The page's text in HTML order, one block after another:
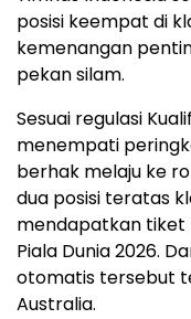
posisi keempat di
kemenangan
pekan silam.
Sesuai regulasi
menempati
berhak melaju ke
dua posisi teratas
mendapatkan tiket
Piala Dunia 2026.
otomatis tersebut
Australia.